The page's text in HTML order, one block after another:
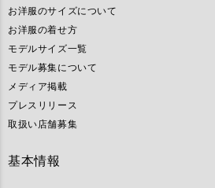
お洋服のサイズについて
お洋服の着せ方
モデルサイズ一覧
モデル募集について
メディア掲載
プレスリリース
取扱い店舗募集
基本情報